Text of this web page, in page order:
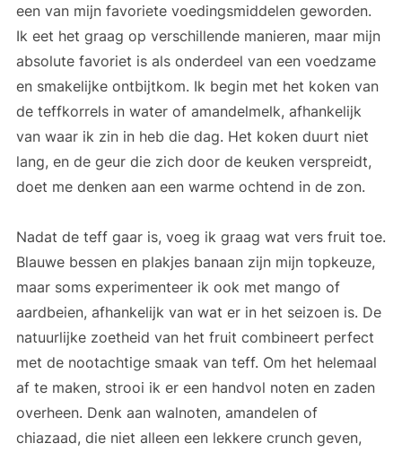
een van mijn favoriete voedingsmiddelen geworden.
Ik eet het graag op verschillende manieren, maar mijn
absolute favoriet is als onderdeel van een voedzame
en smakelijke ontbijtkom. Ik begin met het koken van
de teffkorrels in water of amandelmelk, afhankelijk
van waar ik zin in heb die dag. Het koken duurt niet
lang, en de geur die zich door de keuken verspreidt,
doet me denken aan een warme ochtend in de zon.
Nadat de teff gaar is, voeg ik graag wat vers fruit toe.
Blauwe bessen en plakjes banaan zijn mijn topkeuze,
maar soms experimenteer ik ook met mango of
aardbeien, afhankelijk van wat er in het seizoen is. De
natuurlijke zoetheid van het fruit combineert perfect
met de nootachtige smaak van teff. Om het helemaal
af te maken, strooi ik er een handvol noten en zaden
overheen. Denk aan walnoten, amandelen of
chiazaad, die niet alleen een lekkere crunch geven,